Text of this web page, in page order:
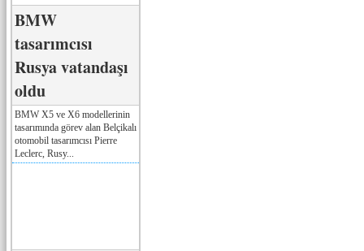
BMW
tasarımcısı
Rusya vatandaşı
oldu
BMW X5 ve X6 modellerinin
tasarımında görev alan Belçikalı
otomobil tasarımcısı Pierre
Leclerc, Rusy...